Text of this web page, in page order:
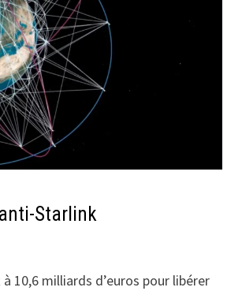
anti-Starlink
10,6 milliards d’euros pour libérer